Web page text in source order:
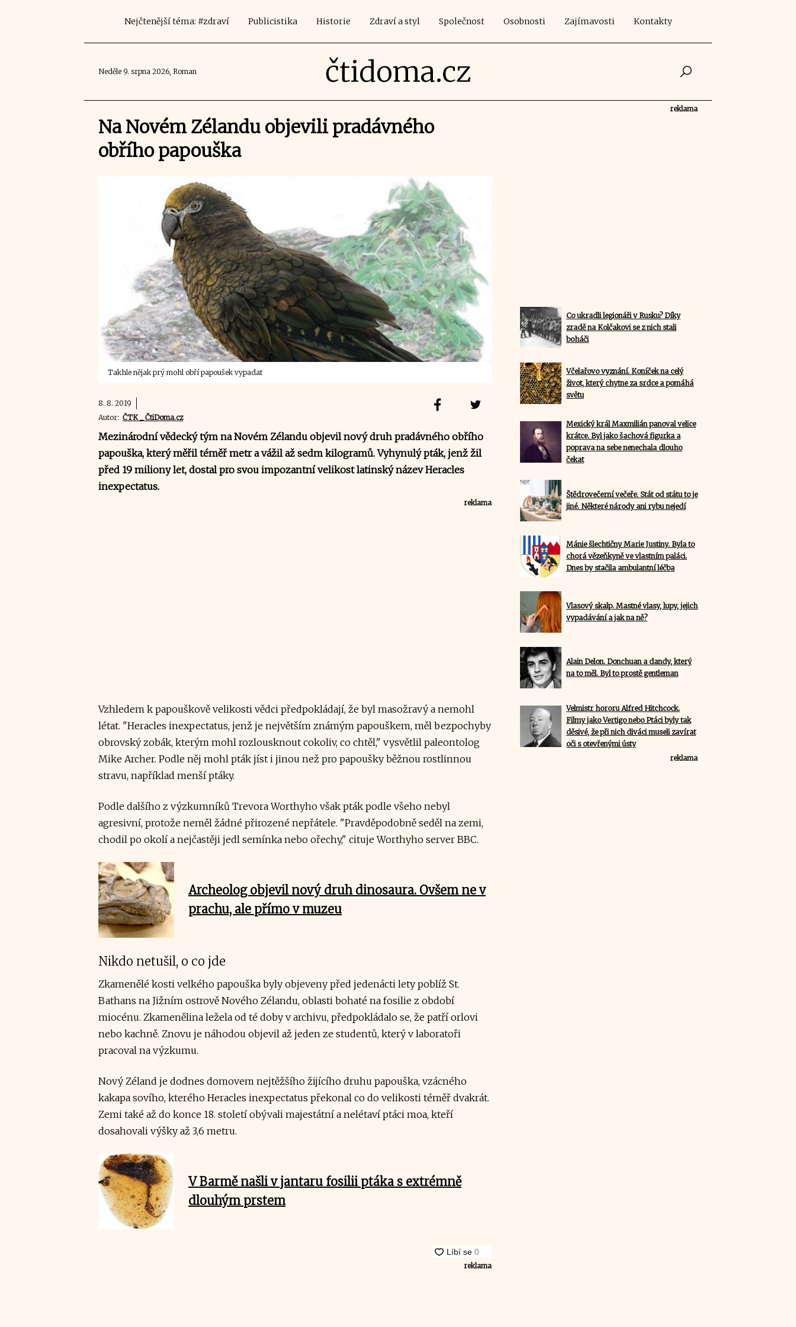
Nejčtenější téma: #zdraví Publicistika Historie Zdraví a styl Společnost Osobnosti Zajímavosti Kontakty
Neděle 9. srpna 2026, Roman čtidoma.cz
Na Novém Zélandu objevili pradávného
obřího papouška
Takhle nějak prý mohl obří papoušek vypadat
8. 8. 2019
Autor: ČTK _ ČtiDoma.cz
Mezinárodní vědecký tým na Novém Zélandu objevil nový druh pradávného obřího
papouška, který měřil téměř metr a vážil až sedm kilogramů. Vyhynulý pták, jenž žil
před 19 miliony let, dostal pro svou impozantní velikost latinský název Heracles
inexpectatus.
reklama
Vzhledem k papouškově velikosti vědci předpokládají, že byl masožravý a nemohl
létat. "Heracles inexpectatus, jenž je největším známým papouškem, měl bezpochyby
obrovský zobák, kterým mohl rozlousknout cokoliv, co chtěl," vysvětlil paleontolog
Mike Archer. Podle něj mohl pták jíst i jinou než pro papoušky běžnou rostlinnou
stravu, například menší ptáky.
Podle dalšího z výzkumníků Trevora Worthyho však pták podle všeho nebyl
agresivní, protože neměl žádné přirozené nepřátele. "Pravděpodobně seděl na zemi,
chodil po okolí a nejčastěji jedl semínka nebo ořechy," cituje Worthyho server BBC.
Archeolog objevil nový druh dinosaura. Ovšem ne v
prachu, ale přímo v muzeu
Nikdo netušil, o co jde
Zkamenělé kosti velkého papouška byly objeveny před jedenácti lety poblíž St.
Bathans na Jižním ostrově Nového Zélandu, oblasti bohaté na fosilie z období
miocénu. Zkamenělina ležela od té doby v archivu, předpokládalo se, že patří orlovi
nebo kachně. Znovu je náhodou objevil až jeden ze studentů, který v laboratoři
pracoval na výzkumu.
Nový Zéland je dodnes domovem nejtěžšího žijícího druhu papouška, vzácného
kakapa sovího, kterého Heracles inexpectatus překonal co do velikosti téměř dvakrát.
Zemi také až do konce 18. století obývali majestátní a nelétaví ptáci moa, kteří
dosahovali výšky až 3,6 metru.
V Barmě našli v jantaru fosilii ptáka s extrémně
dlouhým prstem
reklama
reklama
Co ukradli legionáři v Rusku? Díky
zradě na Kolčakovi se z nich stali
boháči
Včelařovo vyznání. Koníček na celý
život, který chytne za srdce a pomáhá
světu
Mexický král Maxmilián panoval velice
krátce. Byl jako šachová figurka a
poprava na sebe nenechala dlouho
čekat
Štědrovečerní večeře. Stát od státu to je
jiné. Některé národy ani rybu nejedí
Mánie šlechtičny Marie Justiny. Byla to
chorá vězeňkyně ve vlastním paláci.
Dnes by stačila ambulantní léčba
Vlasový skalp. Mastné vlasy, lupy, jejich
vypadávání a jak na ně?
Alain Delon. Donchuan a dandy, který
na to měl. Byl to prostě gentleman
Velmistr hororu Alfred Hitchcock.
Filmy jako Vertigo nebo Ptáci byly tak
děsivé, že při nich diváci museli zavírat
oči s otevřenými ústy
reklama